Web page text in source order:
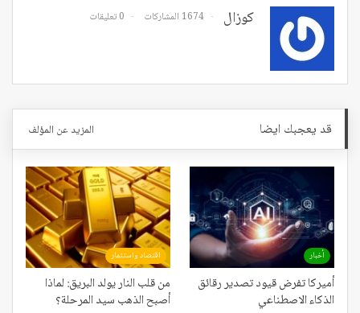
كوزال 1674 المشاركات 0 تعليقات
قد يعجبك ايضا المزيد عن المؤلف
أخبار
أميركا تفرض قيود تصدير رقائق
الذكاء الاصطناعي
اقتصاد واستثمار
من قلب النار يولد البريق: لماذا
أصبح الذهب سيد المرحلة؟